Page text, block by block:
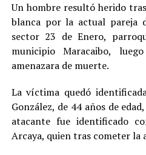
Un hombre resultó herido
blanca por la actual pareja
sector 23 de Enero,
municipio Maracaibo,
amenazara de muerte.
La víctima quedó
González, de 44 años de
atacante fue identificado
Arcaya, quien tras cometer la